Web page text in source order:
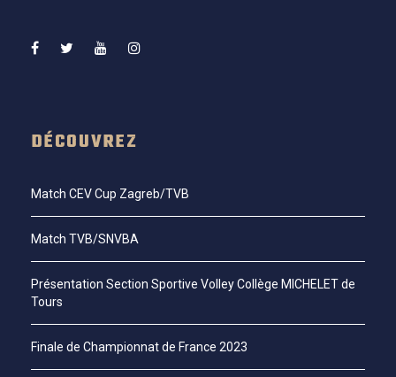
DÉCOUVREZ
Match CEV Cup Zagreb/TVB
Match TVB/SNVBA
Présentation Section Sportive Volley Collège MICHELET de
Tours
Finale de Championnat de France 2023